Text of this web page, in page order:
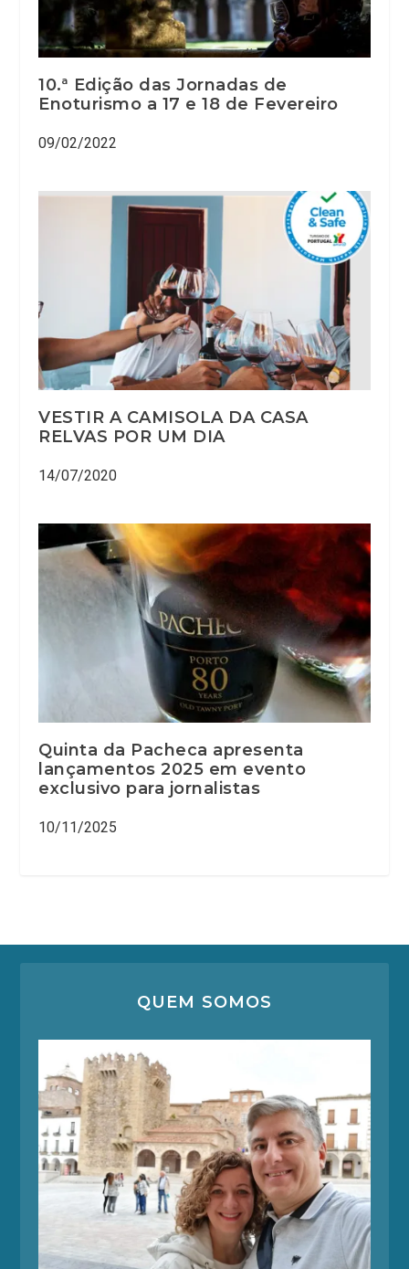
10.ª Edição das Jornadas de
Enoturismo a 17 e 18 de Fevereiro
09/02/2022
VESTIR A CAMISOLA DA CASA
RELVAS POR UM DIA
14/07/2020
Quinta da Pacheca apresenta
lançamentos 2025 em evento
exclusivo para jornalistas
10/11/2025
QUEM SOMOS